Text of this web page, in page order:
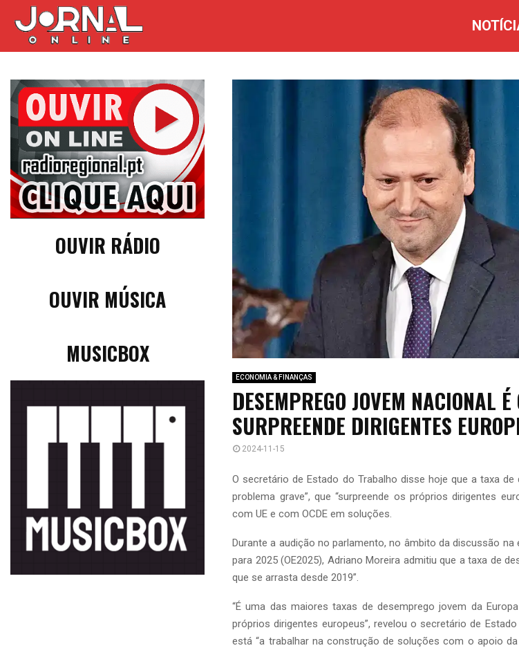
ECONOMIA & FINANÇAS
DESEMPREGO JOVEM NACIONAL É
SURPREENDE DIRIGENTES
2024-11-15
O secretário de Estado do Trabalho disse hoje que a taxa
problema grave”, que “surpreende os próprios dirigentes
com UE e com OCDE em soluções.
Durante a audição no parlamento, no âmbito da discussão
para 2025 (OE2025), Adriano Moreira admitiu que a taxa de
que se arrasta desde 2019”.
“É uma das maiores taxas de desemprego jovem da
próprios dirigentes europeus”, revelou o secretário de
está “a trabalhar na construção de soluções com o apoio da
OUVIR RÁDIO
OUVIR MÚSICA
MUSICBOX